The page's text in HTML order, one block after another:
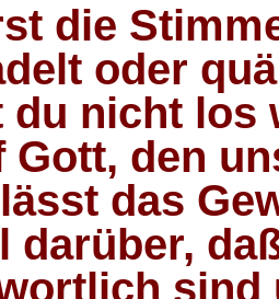
die
oder
du nicht los
Gott, den
das
darüber,
sind